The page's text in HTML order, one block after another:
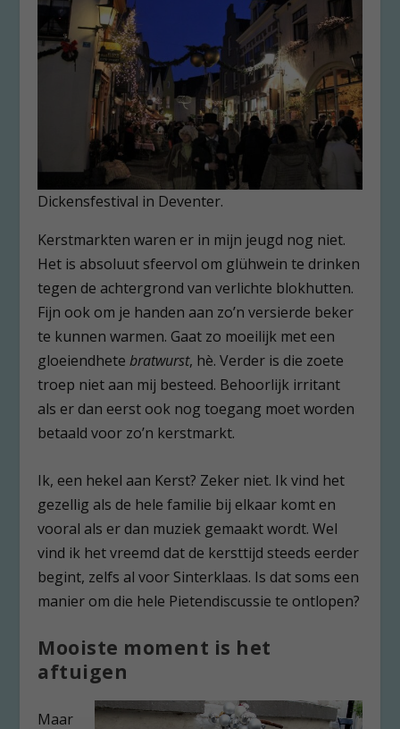
Dickensfestival in Deventer.
Kerstmarkten waren er in mijn jeugd nog niet.
Het is absoluut sfeervol om glühwein te drinken
tegen de achtergrond van verlichte blokhutten.
Fijn ook om je handen aan zo’n versierde beker
te kunnen warmen. Gaat zo moeilijk met een
gloeiendhete bratwurst, hè. Verder is die zoete
troep niet aan mij besteed. Behoorlijk irritant
als er dan eerst ook nog toegang moet worden
betaald voor zo’n kerstmarkt.
Ik, een hekel aan Kerst? Zeker niet. Ik vind het
gezellig als de hele familie bij elkaar komt en
vooral als er dan muziek gemaakt wordt. Wel
vind ik het vreemd dat de kersttijd steeds eerder
begint, zelfs al voor Sinterklaas. Is dat soms een
manier om die hele Pietendiscussie te ontlopen?
Mooiste moment is het
aftuigen
Maar